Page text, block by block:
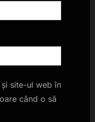
site-ul web în
când o să